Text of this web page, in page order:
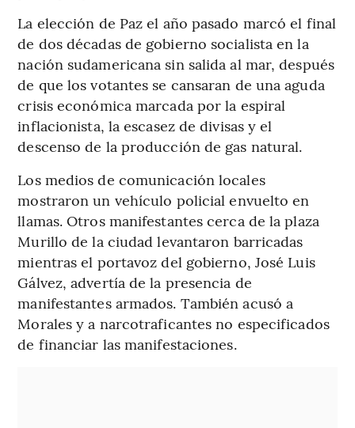
La elección de Paz el año pasado marcó el final
de dos décadas de gobierno socialista en la
nación sudamericana sin salida al mar, después
de que los votantes se cansaran de una aguda
crisis económica marcada por la espiral
inflacionista, la escasez de divisas y el
descenso de la producción de gas natural.
Los medios de comunicación locales
mostraron un vehículo policial envuelto en
llamas. Otros manifestantes cerca de la plaza
Murillo de la ciudad levantaron barricadas
mientras el portavoz del gobierno, José Luis
Gálvez, advertía de la presencia de
manifestantes armados. También acusó a
Morales y a narcotraficantes no especificados
de financiar las manifestaciones.